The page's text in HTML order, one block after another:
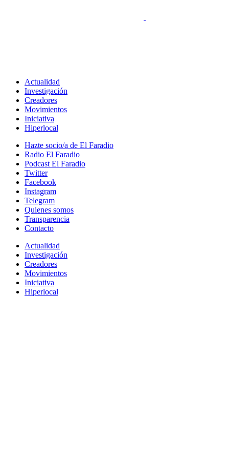
Actualidad
Investigación
Creadores
Movimientos
Iniciativa
Hiperlocal
Hazte socio/a de El Faradio
Radio El Faradio
Podcast El Faradio
Twitter
Facebook
Instagram
Telegram
Quienes somos
Transparencia
Contacto
Actualidad
Investigación
Creadores
Movimientos
Iniciativa
Hiperlocal